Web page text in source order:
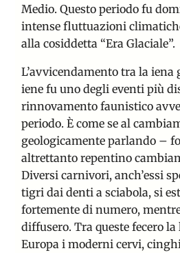
Medio. Questo periodo fu
intense fluttuazioni
alla cosiddetta “Era Glaciale”.
L’avvicendamento tra la iena
iene fu uno degli eventi più
rinnovamento faunistico
periodo. È come se al
geologicamente parlando –
altrettanto repentino
Diversi carnivori, anch’essi
tigri dai denti a sciabola, si
fortemente di numero,
diffusero. Tra queste fecero
Europa i moderni cervi,